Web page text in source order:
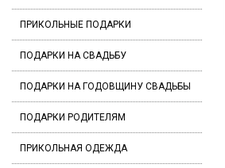
ПРИКОЛЬНЫЕ ПОДАРКИ
ПОДАРКИ НА СВАДЬБУ
ПОДАРКИ НА ГОДОВЩИНУ СВАДЬБЫ
ПОДАРКИ РОДИТЕЛЯМ
ПРИКОЛЬНАЯ ОДЕЖДА